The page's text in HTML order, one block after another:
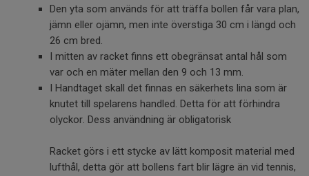
Den yta som används för att träffa bollen får vara plan,
jämn eller ojämn, men inte överstiga 30 cm i längd och
26 cm bred.
I mitten av racket finns ett obegränsat antal hål som
var och en mäter mellan den 9 och 13 mm.
I Handtaget skall det finnas en säkerhets lina som är
knutet till spelarens handled. Detta för att förhindra
olyckor. Dess användning är obligatorisk
Racket görs i ett stycke av lätt komposit material med
lufthål, detta gör att bollens fart blir lägre än vid tennis,